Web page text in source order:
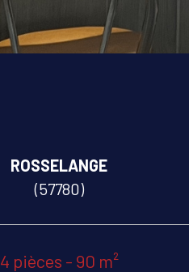
ROSSELANGE
(57780)
4 pièces - 90 m²